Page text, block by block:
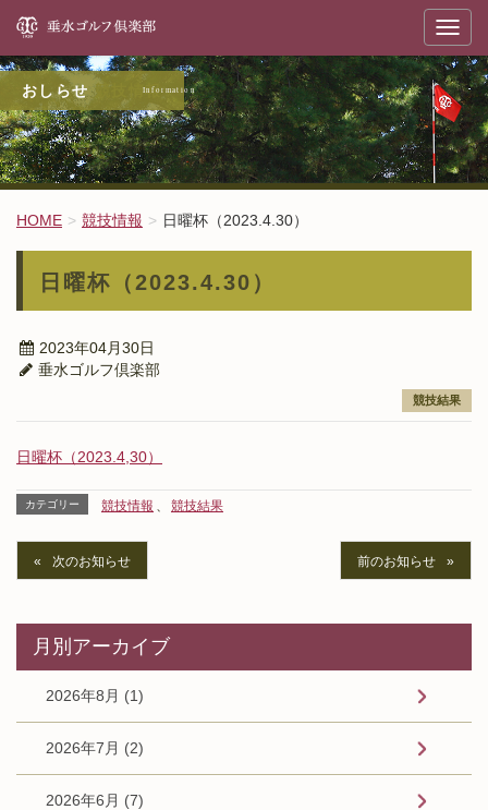
T
g
g
l
e
n
a
v
i
a
n
垂
競技情報
HOME 競技情報 日曜杯（2023.4.30）
日曜杯（2023.4.30）
2023年04月30日
垂水ゴルフ倶楽部
競技結果
日曜杯（2023.4,30）
カテゴリー 競技情報 競技結果
次のお知らせ 前のお知らせ
月別アーカイブ
2026年8月 (1)
2026年7月 (2)
2026年6月 (7)